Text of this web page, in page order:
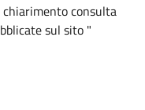
consulta
sul sito "